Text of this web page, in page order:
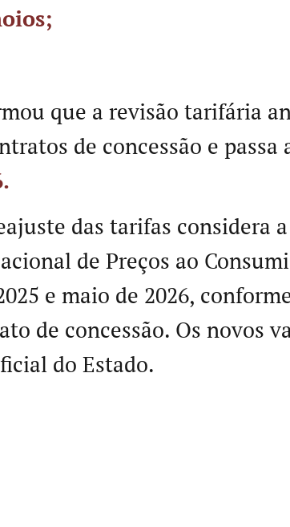
que a revisão tarifária
de concessão e
das tarifas considera
de Preços ao
e maio de 2026,
de concessão. Os novos
do Estado.